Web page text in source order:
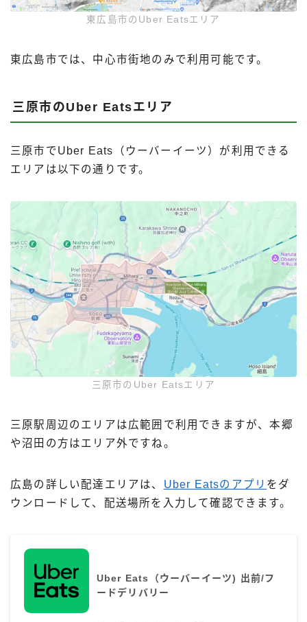
東広島市のUber Eatsエリア
東広島市では、中心市街地のみで利用可能です。
三原市のUber Eatsエリア
三原市でUber Eats（ウーバーイーツ）が利用できる
エリアは以下の通りです。
三原市のUber Eatsエリア
三原駅周辺のエリアは広範囲で利用できますが、本郷
や沼田の方はエリア外ですね。
広島の詳しい配達エリアは、 Uber Eatsのアプリ をダ
ウンロードして、配送場所を入力して確認できます。
Uber Eats（ウーバーイーツ) 出前/フ
ードデリバリー